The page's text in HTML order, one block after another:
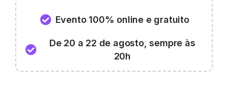
Evento 100% online e gratuito
De 20 a 22 de agosto, sempre às
20h